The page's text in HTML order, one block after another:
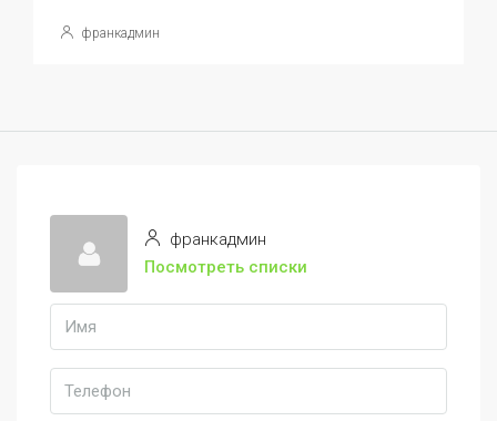
франкадмин
франкадмин
Посмотреть списки